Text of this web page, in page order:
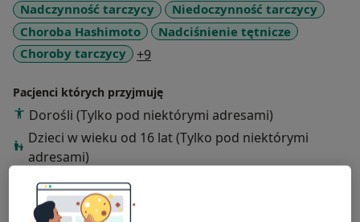
Nadczynność tarczycy
Niedoczynność tarczycy
Choroba Hashimoto
Nadciśnienie tętnicze
Choroby tarczycy
+9a11y_sr_more_diseases
Pacjenci których przyjmuję
Dorośli (Tylko pod niektórymi adresami)
Dzieci w wieku od 16 lat (Tylko pod niektórymi
adresami)
Rodzaje konsultacji
StacjonarneZobacz lokalizacje (4)